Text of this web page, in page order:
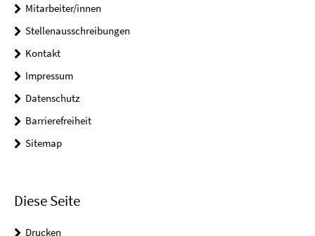
Mitarbeiter/innen
Stellenausschreibungen
Kontakt
Impressum
Datenschutz
Barrierefreiheit
Sitemap
Diese Seite
Drucken